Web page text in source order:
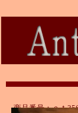
商品番号：ａｔ